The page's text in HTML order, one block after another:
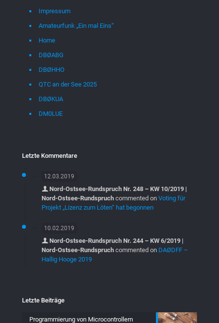
Impressum
Amateurfunk „Ein mal Eins“
Home
DBØABG
DBØHHO
QTC an der See 2025
DBØKUA
DM0LUE
Letzte Kommentare
12.03.2019
Nord-Ostsee-Rundspruch Nr. 248 – KW 10/2019 |
Nord-Ostsee-Rundspruch commented on Voting für
Projekt „Lizenz zum Löten“ hat begonnen
10.02.2019
Nord-Ostsee-Rundspruch Nr. 244 – KW 6/2019 |
Nord-Ostsee-Rundspruch commented on DAØDFF –
Hallig Hooge 2019
Letzte Beiträge
Programmierung von Microcontrollern